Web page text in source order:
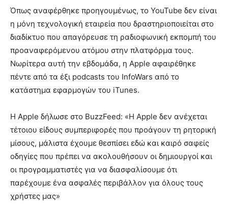
Όπως αναφέρθηκε προηγουμένως, το YouTube δεν είναι
η μόνη τεχνολογική εταιρεία που δραστηριοποιείται στο
διαδίκτυο που απαγόρευσε τη ραδιοφωνική εκπομπή του
προαναφερόμενου ατόμου στην πλατφόρμα τους.
Νωρίτερα αυτή την εβδομάδα, η Apple αφαιρέθηκε
πέντε από τα έξι podcasts του InfoWars από το
κατάστημα εφαρμογών του iTunes.
Η Apple δήλωσε στο BuzzFeed: «Η Apple δεν ανέχεται
τέτοιου είδους συμπεριφορές που προάγουν τη ρητορική
μίσους, μάλιστα έχουμε θεσπίσει εδώ και καιρό σαφείς
οδηγίες που πρέπει να ακολουθήσουν οι δημιουργοί και
οι προγραμματιστές για να διασφαλίσουμε ότι
παρέχουμε ένα ασφαλές περιβάλλον για όλους τους
χρήστες μας»